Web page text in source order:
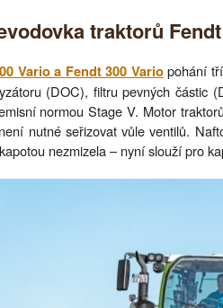
traktorů
Vario a Fendt 300 Variopohání
(DOC), filtru pevných částic
normou Stage V. Motor
nutné seřizovat vůle ventilů.
nezmizela – nyní slouží pro